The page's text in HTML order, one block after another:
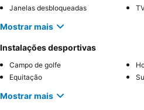
Janelas desbloqueadas
Mostrar mais
Instalações desportivas
Campo de golfe
Equitação
Mostrar mais